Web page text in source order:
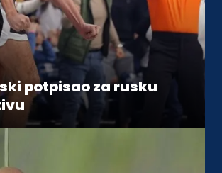
potpisao za rusku